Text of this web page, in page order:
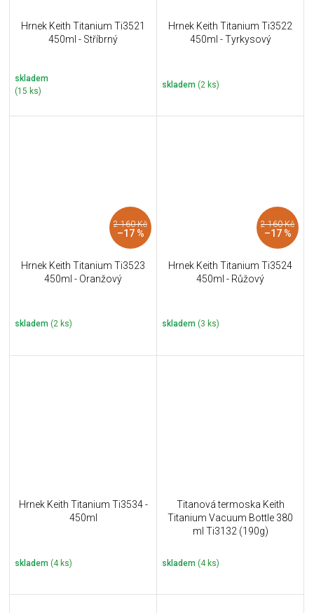
Hrnek Keith Titanium Ti3521
450ml - Stříbrný
skladem
(15 ks)
Hrnek Keith Titanium Ti3522
450ml - Tyrkysový
skladem (2 ks)
2 160 Kč
–17 %
Hrnek Keith Titanium Ti3523
450ml - Oranžový
skladem (2 ks)
2 160 Kč
–17 %
Hrnek Keith Titanium Ti3524
450ml - Růžový
skladem (3 ks)
Hrnek Keith Titanium Ti3534 -
450ml
skladem (4 ks)
Titanová termoska Keith
Titanium Vacuum Bottle 380
ml Ti3132 (190g)
skladem (4 ks)